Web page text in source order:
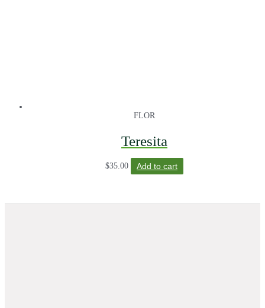
FLOR
Teresita
$35.00 Add to cart